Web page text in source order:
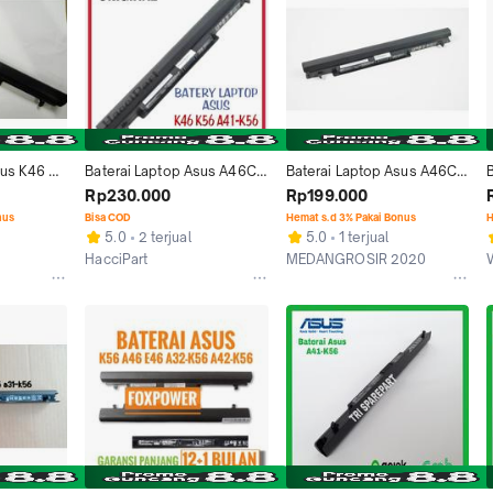
K46
P56
Baterai Laptop Asus A46CA
A46CB A46CM A46C A46
K46 K46CA K46CB A41-K56
Rp230.000
Bisa COD
5.0
2 terjual
HacciPart
Baterai Laptop Asus A46C
A46CB A46CM K46CB
K46CM S46C S46CM A41-
K56
Rp199.000
Hemat s.d 3% Pakai Bonus
5.0
1 terjual
MEDANGROSIR 2020